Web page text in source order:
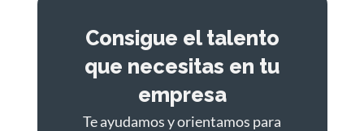
Consigue el talento
que necesitas en tu
empresa
Te ayudamos y orientamos para